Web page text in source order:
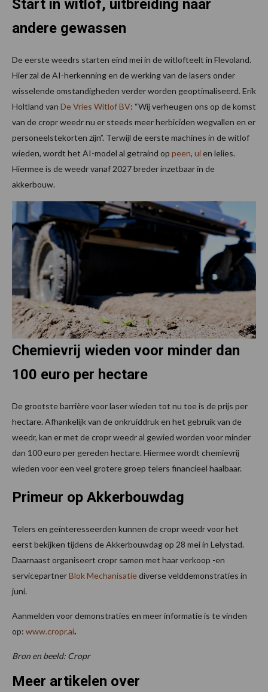
Start in witlof, uitbreiding naar
andere gewassen
De eerste weedrs starten eind mei in de witlofteelt in Flevoland.
Hier zal de AI-herkenning en de werking van de lasers onder
wisselende omstandigheden verder worden geoptimaliseerd. Erik
Holtland van De Vries Witlof BV: “Wij verheugen ons op de komst
van de cropr weedr nu er steeds meer herbiciden wegvallen en er
personeelstekorten zijn”. Terwijl de eerste machines in de witlof
wieden, wordt het AI-model al getraind op peen, uien lelies.
Hiermee is de weedr vanaf 2027 breder inzetbaar in de
akkerbouw.
Chemievrij wieden voor minder dan
100 euro per hectare
De grootste barrière voor laser wieden tot nu toe is de prijs per
hectare. Afhankelijk van de onkruiddruk en het gebruik van de
weedr, kan er met de cropr weedr al gewied worden voor minder
dan 100 euro per gereden hectare. Hiermee wordt chemievrij
wieden voor een veel grotere groep telers financieel haalbaar.
Primeur op Akkerbouwdag
Telers en geïnteresseerden kunnen de cropr weedr voor het
eerst bekijken tijdens de Akkerbouwdag op 28 mei in Lelystad.
Daarnaast organiseert cropr samen met haar verkoop -en
servicepartnerBlok Mechanisatiediverse velddemonstraties in
juni.
Aanmelden voor demonstraties en meer informatie is te vinden
op: www.cropr.ai.
Bron en beeld: Cropr
Meer artikelen over